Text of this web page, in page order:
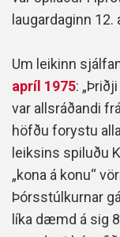
laugardaginn 12.
Um leikinn
apríl 1975:
var allsráðandi
höfðu forystu
leiksins spiluðu
„kona á konu“
Þórsstúlkurnar
líka dæmd á sig